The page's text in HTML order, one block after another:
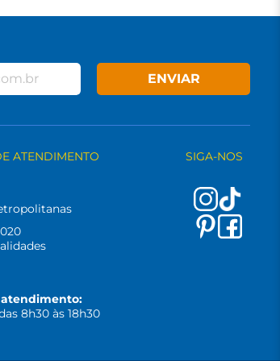
ENVIAR
ATENDIMENTO
atendimento:
8h30 às 18h30
SIGA-NOS